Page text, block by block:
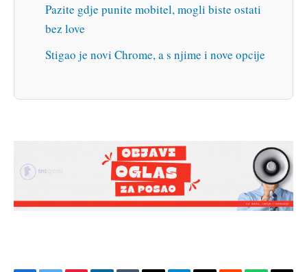
Pazite gdje punite mobitel, mogli biste ostati
bez love
Stigao je novi Chrome, a s njime i nove opcije